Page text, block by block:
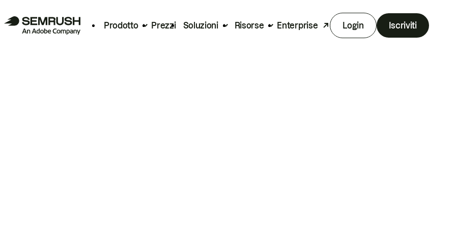
Prodotto Prezzi Soluzioni Risorse Enterprise Login Iscriviti